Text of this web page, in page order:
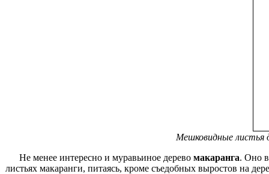
Мешковидные листья
Не менее интересно и муравьиное дерево макаранга. Оно
листьях макаранги, питаясь, кроме съедобных выростов на